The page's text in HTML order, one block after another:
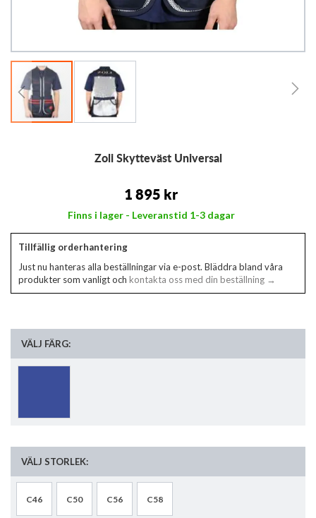
Zoli Skytteväst Universal
1 895 kr
Finns i lager - Leveranstid 1-3 dagar
Tillfällig orderhantering
Just nu hanteras alla beställningar via e-post. Bläddra bland våra
produkter som vanligt och kontakta oss med din beställning →
VÄLJ FÄRG:
VÄLJ STORLEK:
C46 C50 C56 C58